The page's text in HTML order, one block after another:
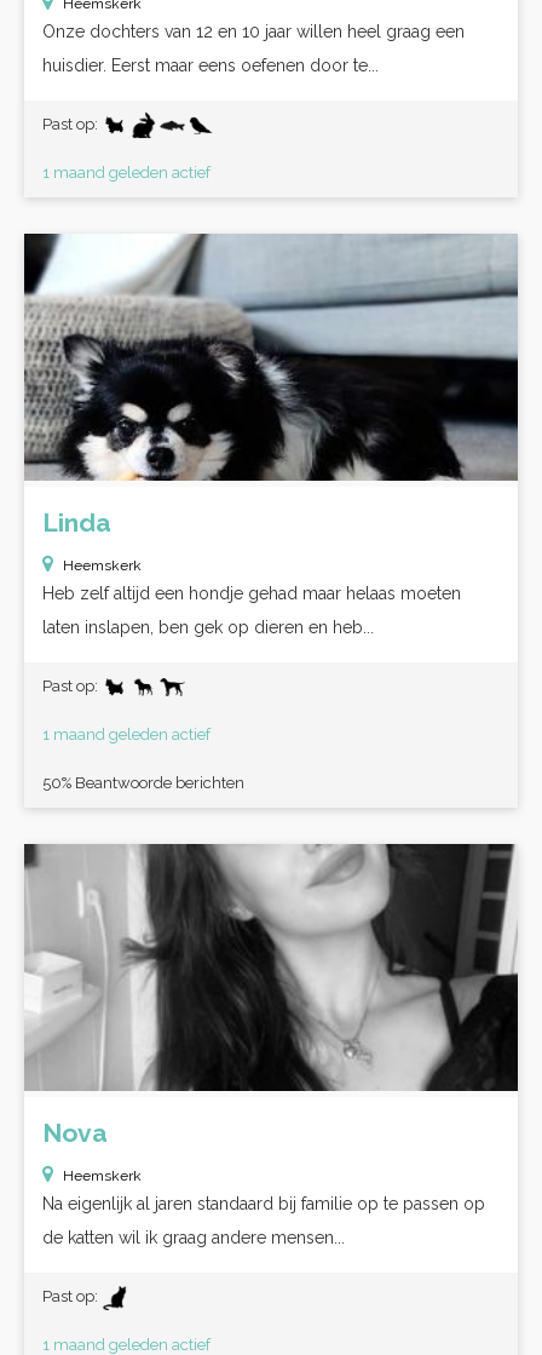
Heemskerk
Onze dochters van 12 en 10 jaar willen heel graag een
huisdier. Eerst maar eens oefenen door te...
Past op:
1 maand geleden actief
Linda
Heemskerk
Heb zelf altijd een hondje gehad maar helaas moeten
laten inslapen, ben gek op dieren en heb...
Past op:
1 maand geleden actief
50% Beantwoorde berichten
Nova
Heemskerk
Na eigenlijk al jaren standaard bij familie op te passen op
de katten wil ik graag andere mensen...
Past op:
1 maand geleden actief